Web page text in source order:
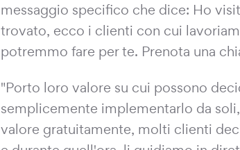
messaggio specifico che dice: Ho
trovato, ecco i clienti con cui
potremmo fare per te. Prenota una
"Porto loro valore su cui possono
semplicemente implementarlo da
valore gratuitamente, molti clienti